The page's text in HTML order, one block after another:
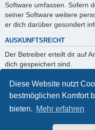
Diese Website nutzt
bestmöglichen Komfort
bieten. Mehr erfahren
Software umfassen. Sofern
seiner Software weitere
er dich darüber gesondert
AUSKUNFTSRECHT
Der Betreiber erteilt dir auf
dich gespeichert sind.
Du kannst jederzeit die
verlangen. Kontaktiere